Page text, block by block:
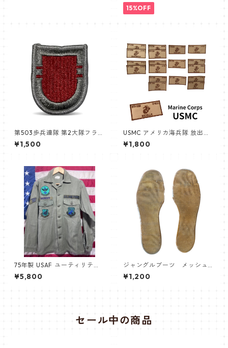
15%OFF
第503歩兵連隊 第2大隊フラッ
シュパッチ 第173空挺旅団
¥1,500
USMC アメリカ海兵隊 放出品
新品未使用品
¥1,800
75年製 USAF ユーティリティ
シャツ
¥5,800
ジャングルブーツ メッシュ
インナーソール
¥1,200
セール中の商品